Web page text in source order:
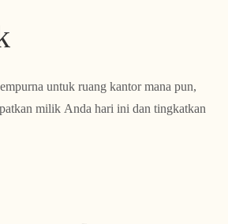
untuk ruang kantor mana pun,
milik Anda hari ini dan tingkatkan